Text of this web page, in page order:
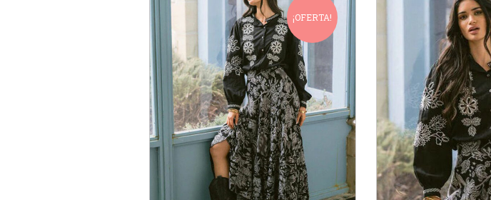
¡OFERTA!